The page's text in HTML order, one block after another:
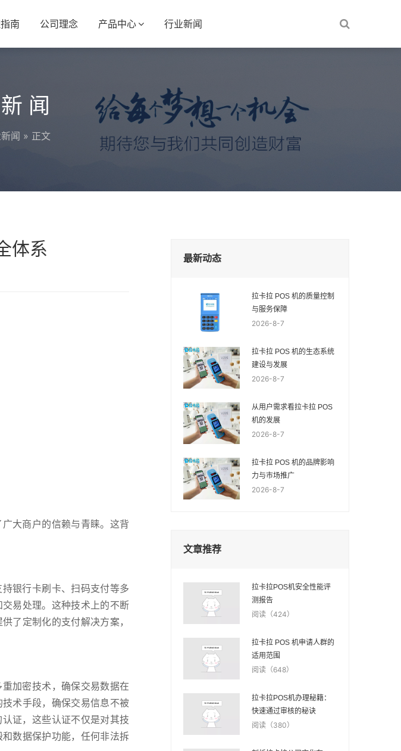
南 公司理念 产品中心 行业新闻
闻
闻 » 正文
体系
大商户的信赖与青睐。这背
银行卡刷卡、扫码支付等多
易处理。这种技术上的不断
了定制化的支付解决方案，
加密技术，确保交易数据在
术手段，确保交易信息不被
证，这些认证不仅是对其技
数据保护功能，任何非法拆
最新动态
拉卡拉 POS 机的质量控制
与服务保障
2026-8-7
拉卡拉 POS 机的生态系统
建设与发展
2026-8-7
从用户需求看拉卡拉 POS
机的发展
2026-8-7
拉卡拉 POS 机的品牌影响
力与市场推广
2026-8-7
文章推荐
拉卡拉POS机安全性能评
测报告
阅读（424）
拉卡拉 POS 机申请人群的
适用范围
阅读（648）
拉卡拉POS机办理秘籍：
快速通过审核的秘诀
阅读（380）